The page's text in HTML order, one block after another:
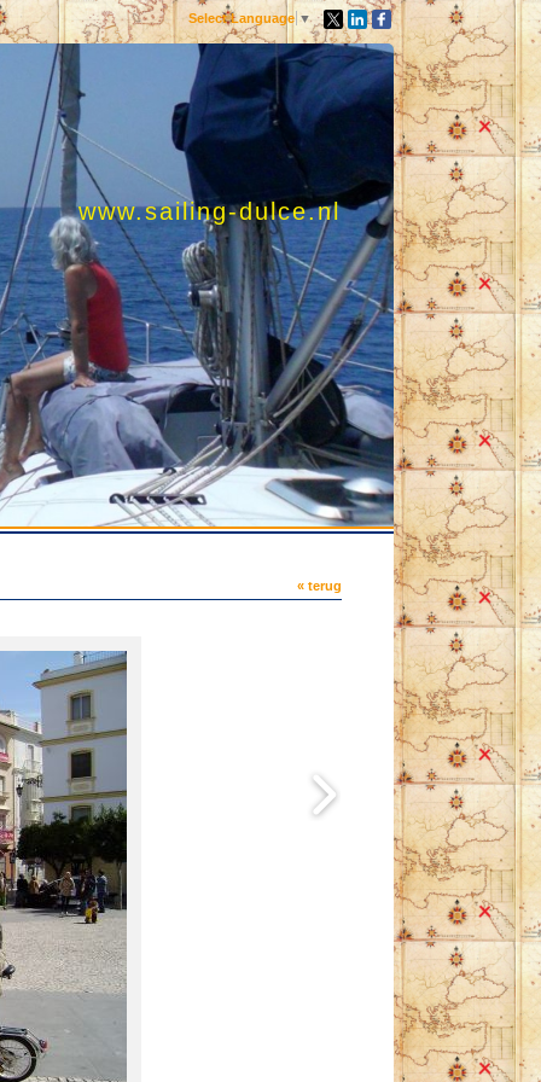
Select Language ▼
www.sailing-dulce.nl
« terug